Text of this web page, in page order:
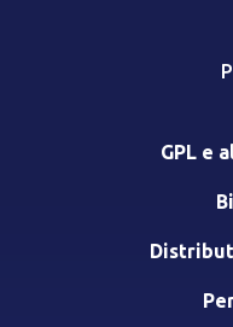
GPL e